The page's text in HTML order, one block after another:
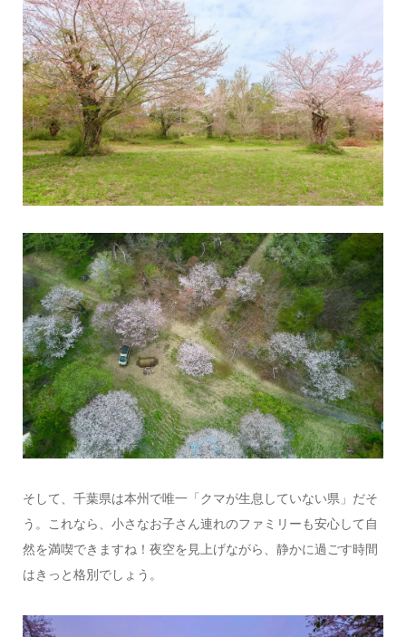
そして、千葉県は本州で唯一「クマが生息していない県」だそ
う。これなら、小さなお子さん連れのファミリーも安心して自
然を満喫できますね！夜空を見上げながら、静かに過ごす時間
はきっと格別でしょう。